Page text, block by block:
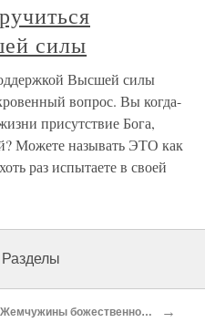
силы
Высшей силы
вопрос. Вы когда-
присутствие Бога,
Можете называть ЭТО как
раз испытаете в своей
Разделы
Жемчужины божественной любви →